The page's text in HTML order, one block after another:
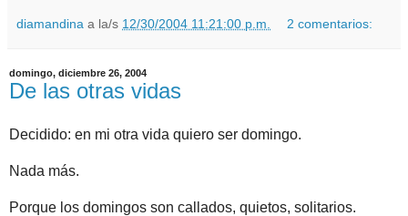
diamandina a la/s 12/30/2004 11:21:00 p.m. 2 comentarios:
domingo, diciembre 26, 2004
De las otras vidas
Decidido: en mi otra vida quiero ser domingo.
Nada más.
Porque los domingos son callados, quietos, solitarios.